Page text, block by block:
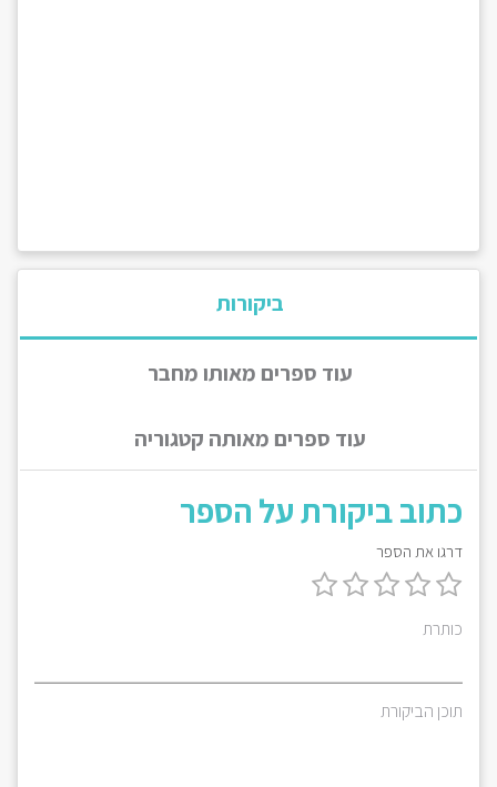
ביקורות
עוד ספרים מאותו מחבר
עוד ספרים מאותה קטגוריה
כתוב ביקורת על הספר
דרגו את הספר
כותרת
תוכן הביקורת